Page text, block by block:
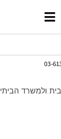
03-
ולמשרד הביתי